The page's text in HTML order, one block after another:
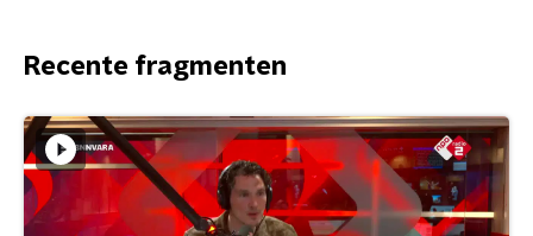
Recente fragmenten